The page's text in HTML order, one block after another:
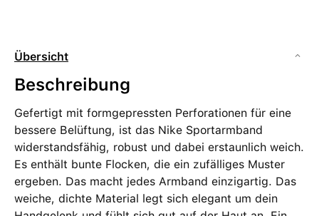
Übersicht
Beschreibung
Gefertigt mit formgepressten Perforationen für eine
bessere Belüftung, ist das Nike Sportarmband
widerstandsfähig, robust und dabei erstaunlich weich.
Es enthält bunte Flocken, die ein zufälliges Muster
ergeben. Das macht jedes Armband einzigartig. Das
weiche, dichte Material legt sich elegant um dein